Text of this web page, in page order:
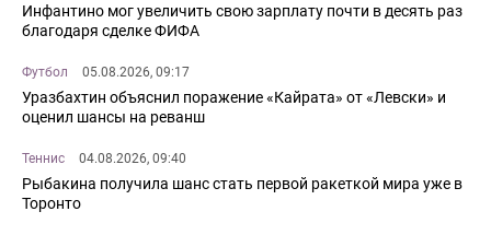
Инфантино мог увеличить свою зарплату почти в десять раз
благодаря сделке ФИФА
Футбол 05.08.2026, 09:17
Уразбахтин объяснил поражение «Кайрата» от «Левски» и
оценил шансы на реванш
Теннис 04.08.2026, 09:40
Рыбакина получила шанс стать первой ракеткой мира уже в
Торонто